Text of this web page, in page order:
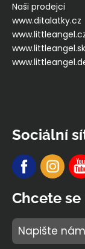
Naši prodejci
www.ditalatky.cz
www.littleangel.sk
Sociální
Chcete
Napište nám